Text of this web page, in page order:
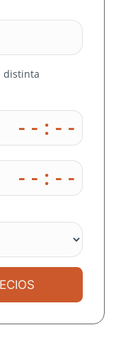
A CAR
de
precio
distinta
- - : - -
- - : - -